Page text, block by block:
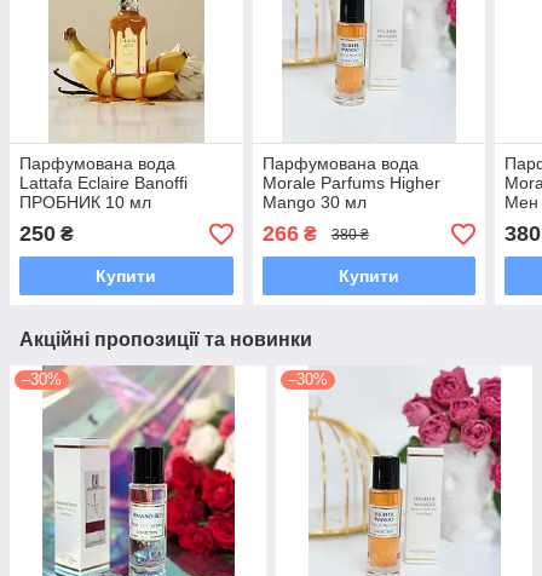
Парфумована вода
Lattafa Eclaire Banoffi
ПРОБНИК 10 мл
250 ₴
Купити
Парфумована вода
Morale Parfums Higher
Mango 30 мл
266₴ 380 ₴
Купити
Мен
380
Акційні пропозиції та новинки
–30% –30%